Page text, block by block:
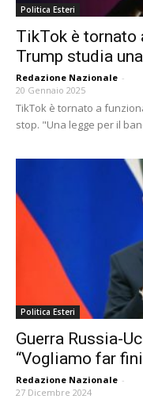
Politica Esteri
TikTok è tornato
Trump studia
Redazione Nazionale -
20 Gennaio 2025
TikTok è tornato a
stop. "Una legge per il
Politica Esteri
Guerra Russia-
“Vogliamo far
Redazione Nazionale -
27 Dicembre 2024